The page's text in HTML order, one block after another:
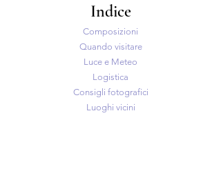
Indice
Composizioni
Quando visitare
Luce e Meteo
Logistica
Consigli fotografici
Luoghi vicini